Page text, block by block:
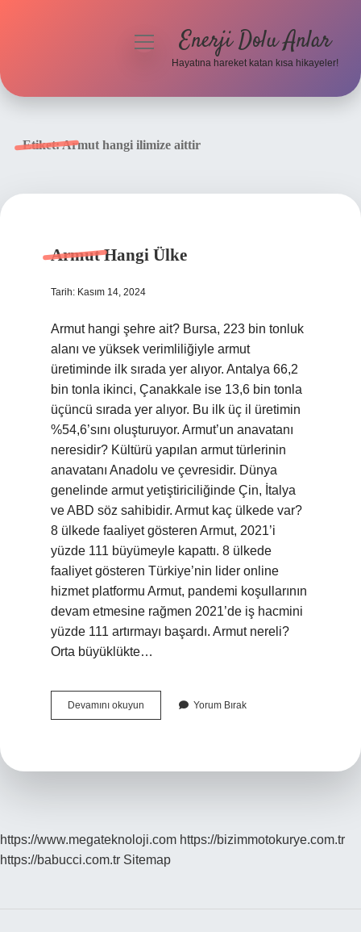
menüyüEnerji Dolu Anlar
Hayatına hareket katan kısa hikayeler!
Etiket:Armut hangi ilimize aittir
Armut Hangi Ülke
Tarih: Kasım 14, 2024
Armut hangi şehre ait? Bursa, 223 bin tonluk
alanı ve yüksek verimliliğiyle armut
üretiminde ilk sırada yer alıyor. Antalya 66,2
bin tonla ikinci, Çanakkale ise 13,6 bin tonla
üçüncü sırada yer alıyor. Bu ilk üç il üretimin
%54,6’sını oluşturuyor. Armut’un anavatanı
neresidir? Kültürü yapılan armut türlerinin
anavatanı Anadolu ve çevresidir. Dünya
genelinde armut yetiştiriciliğinde Çin, İtalya
ve ABD söz sahibidir. Armut kaç ülkede var?
8 ülkede faaliyet gösteren Armut, 2021’i
yüzde 111 büyümeyle kapattı. 8 ülkede
faaliyet gösteren Türkiye’nin lider online
hizmet platformu Armut, pandemi koşullarının
devam etmesine rağmen 2021’de iş hacmini
yüzde 111 artırmayı başardı. Armut nereli?
Orta büyüklükte…
Devamını okuyun
Hangi
Yorum Bırak
https://www.megateknoloji.com https://bizimmotokurye.com.tr
https://babucci.com.tr Sitemap